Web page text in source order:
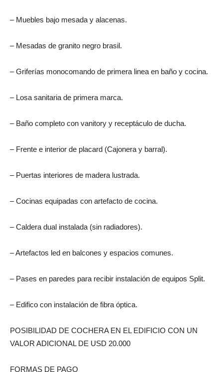
– Muebles bajo mesada y alacenas.
– Mesadas de granito negro brasil.
– Griferías monocomando de primera linea en baño y cocina.
– Losa sanitaria de primera marca.
– Baño completo con vanitory y receptáculo de ducha.
– Frente e interior de placard (Cajonera y barral).
– Puertas interiores de madera lustrada.
– Cocinas equipadas con artefacto de cocina.
– Caldera dual instalada (sin radiadores).
– Artefactos led en balcones y espacios comunes.
– Pases en paredes para recibir instalación de equipos Split.
– Edifico con instalación de fibra óptica.
POSIBILIDAD DE COCHERA EN EL EDIFICIO CON UN
VALOR ADICIONAL DE USD 20.000
FORMAS DE PAGO